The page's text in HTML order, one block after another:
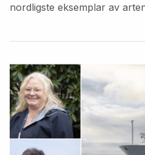
nordligste eksemplar av